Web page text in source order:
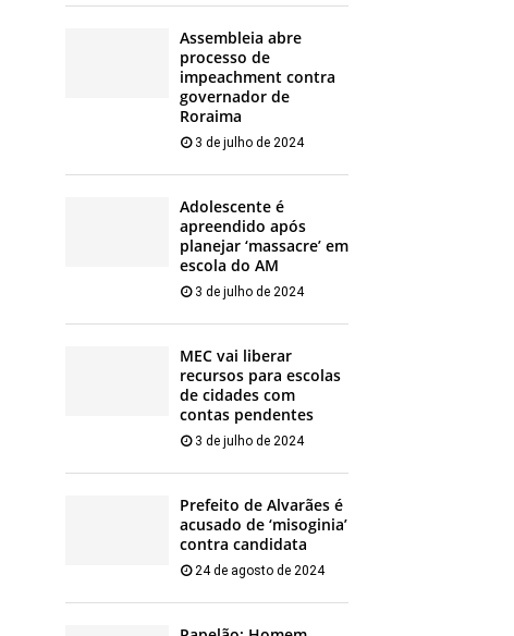
Assembleia abre
processo de
impeachment contra
governador de
Roraima
3 de julho de 2024
Adolescente é
apreendido após
planejar ‘massacre’ em
escola do AM
3 de julho de 2024
MEC vai liberar
recursos para escolas
de cidades com
contas pendentes
3 de julho de 2024
Prefeito de Alvarães é
acusado de ‘misoginia’
contra candidata
24 de agosto de 2024